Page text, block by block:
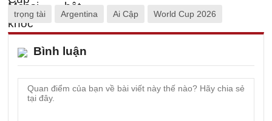
trọng tài Argentina Ai Cập World Cup 2026
Bình luận